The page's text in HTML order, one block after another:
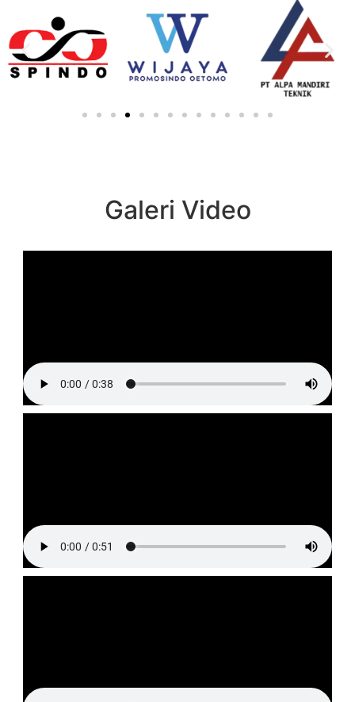
Galeri Video